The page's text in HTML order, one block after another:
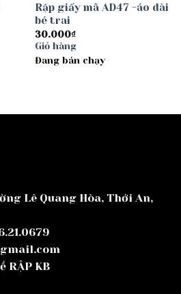
Rập giấy mã AD47 -áo dài
bé trai
30.000₫
Giỏ hàng
Đang bán chạy
Lê Quang Hòa, Thới An,
RẬP KB